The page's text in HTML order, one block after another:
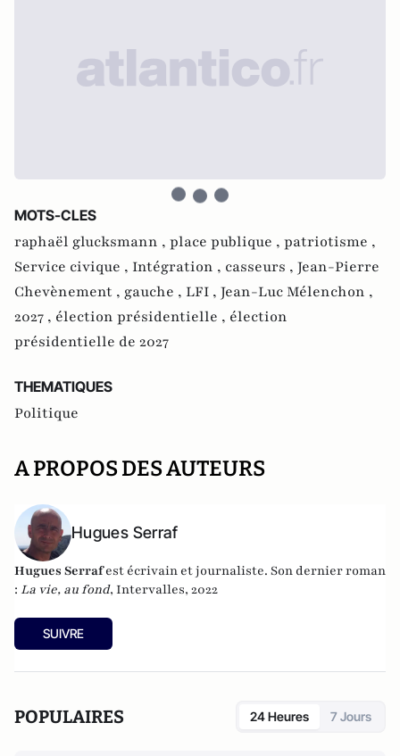
MOTS-CLES
raphaël glucksmann , place publique , patriotisme ,
Service civique , Intégration , casseurs , Jean-Pierre
Chevènement , gauche , LFI , Jean-Luc Mélenchon ,
2027 , élection présidentielle , élection
présidentielle de 2027
THEMATIQUES
Politique
A PROPOS DES AUTEURS
Hugues Serraf
Hugues Serrafest écrivain et journaliste. Son dernier roman
: La vie, au fond, Intervalles, 2022
SUIVRE
POPULAIRES 24 Heures 7 Jours